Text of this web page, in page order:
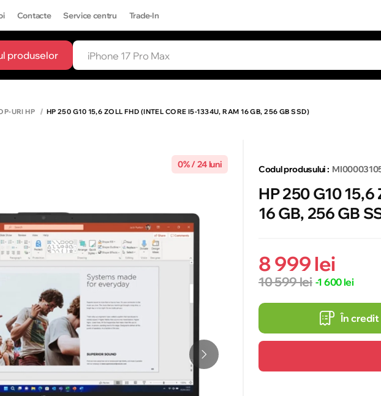
Contacte Service centru Trade-In
produselor
URI HP HP 250 G10 15,6 ZOLL FHD (INTEL CORE I5-1334U, RAM 16 GB, 256 GB SSD)
0% / 24 luni Codul produsului :
HP 250 G10
16 GB, 256 GB
8 999 lei
10 599 lei -1 600 lei
În credit